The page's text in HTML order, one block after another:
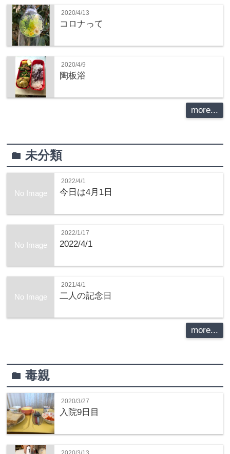
2020/4/13
コロナって
2020/4/9
陶板浴
more...
folder未分類
No Image
2022/4/1
今日は4月1日
No Image
2022/1/17
2022/4/1
No Image
2021/4/1
二人の記念日
more...
folder毒親
2020/3/27
入院9日目